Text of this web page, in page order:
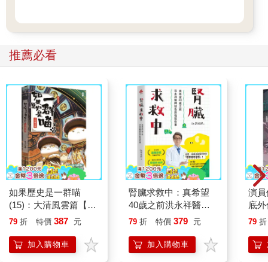
推薦必看
如果歷史是一群喵
(15)：大清風雲篇【萌
貓漫畫學歷史】
79 折 特價 387 元
加入購物車
腎臟求救中：真希望
40歲之前洪永祥醫師
就告訴我這些事
79 折 特價 379 元
加入購物車
演
底
79 折